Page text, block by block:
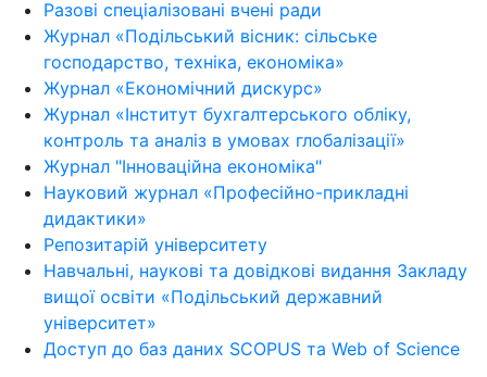
Разові спеціалізовані вчені ради
Журнал «Подільський вісник: сільське
господарство, техніка, економіка»
Журнал «Економічний дискурс»
Журнал «Інститут бухгалтерського обліку,
контроль та аналіз в умовах глобалізації»
Журнал "Інноваційна економіка"
Науковий журнал «Професійно-прикладні
дидактики»
Репозитарій університету
Навчальні, наукові та довідкові видання Закладу
вищої освіти «Подільський державний
університет»
Доступ до баз даних SCOPUS та Web of Science